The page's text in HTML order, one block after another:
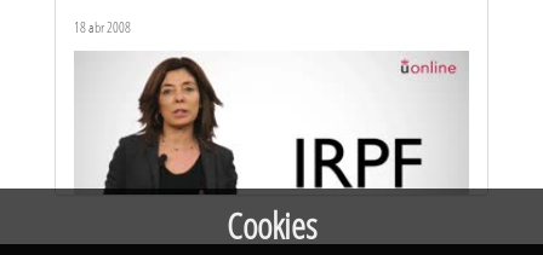
Conceptos. ¿Qué es LGBTI+?
18 abr 2008
Cookies